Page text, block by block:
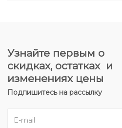
Узнайте первым о
скидках, остатках и
изменениях цены
Подпишитесь на рассылку